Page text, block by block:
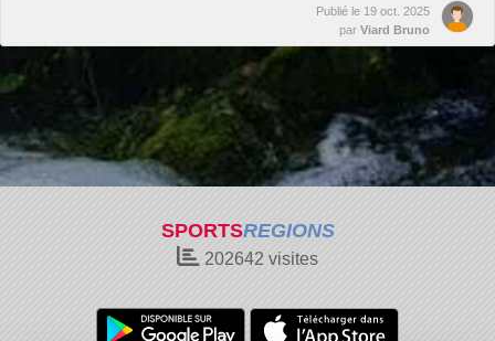
Publié le 19 oct. 2025
par Viard Bruno
SPORTSREGIONS
202642 visites